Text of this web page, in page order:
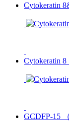
Cytokeratin
Cytokeratin
GCDFP-15